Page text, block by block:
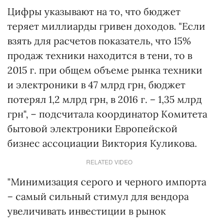
Цифры указывают на то, что бюджет
теряет миллиарды гривен доходов. "Если
взять для расчетов показатель, что 15%
продаж техники находится в тени, то в
2015 г. при общем объеме рынка техники
и электроники в 47 млрд грн, бюджет
потерял 1,2 млрд грн, в 2016 г. – 1,35 млрд
грн", – подсчитала координатор Комитета
бытовой электроники Европейской
бизнес ассоциации Виктория Куликова.
RELATED VIDEO
"Минимизация серого и черного импорта
– самый сильный стимул для вендора
увеличивать инвестиции в рынок